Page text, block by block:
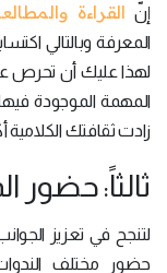
إنّ القراءة
المعرفة وبالتالي
لهذا عليك أن تحرص على
المهمة الموجودة
زادت ثقافتك الكلامية
ثالثاً: حضور
لتنجح في تعزيز
حضور مختلف